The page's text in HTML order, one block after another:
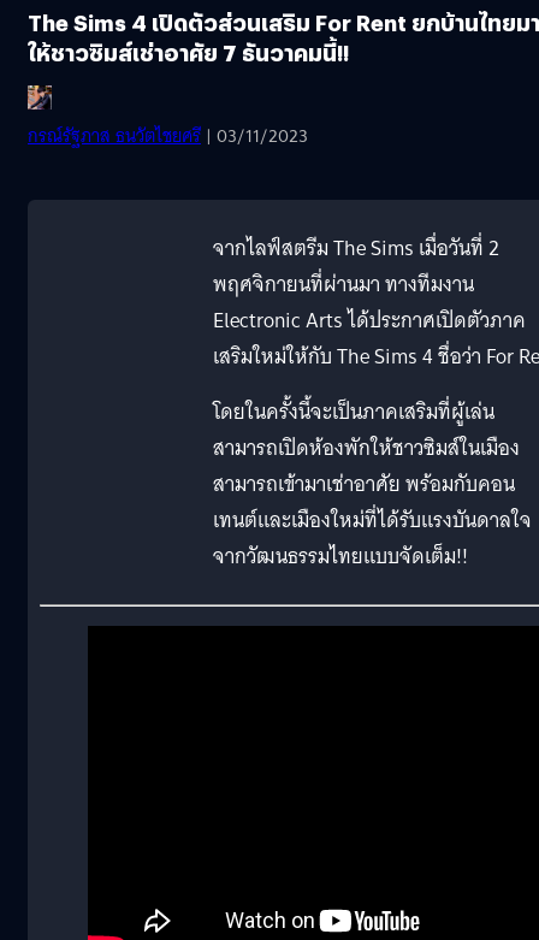
The Sims 4 เปิดตัวส่วนเสริม For Rent ยกบ้านไทยมา
ให้ชาวซิมส์เช่าอาศัย 7 ธันวาคมนี้!!
กรณ์รัฐภาส ธนวัตไชยศรี | 03/11/2023
จากไลฟ์สตรีม The Sims เมื่อวันที่ 2
พฤศจิกายนที่ผ่านมา ทางทีมงาน
Electronic Arts ได้ประกาศเปิดตัวภาค
เสริมใหม่ให้กับ The Sims 4 ชื่อว่า For
โดยในครั้งนี้จะเป็นภาคเสริมที่ผู้เล่น
สามารถเปิดห้องพักให้ชาวซิมส์ในเมือง
สามารถเข้ามาเช่าอาศัย พร้อมกับคอน
เทนต์และเมืองใหม่ที่ได้รับแรงบันดาลใจ
จากวัฒนธรรมไทยแบบจัดเต็ม!!